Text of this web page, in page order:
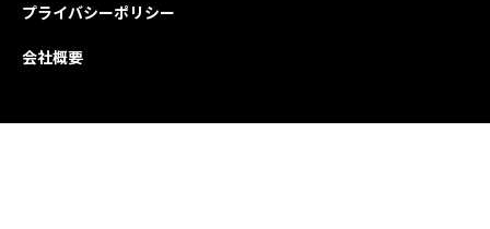
プライバシーポリシー
会社概要